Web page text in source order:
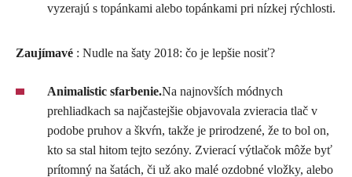
vyzerajú s topánkami alebo topánkami pri nízkej rýchlosti.
Zaujímavé : Nudle na šaty 2018: čo je lepšie nosiť?
Animalistic sfarbenie.Na najnovších módnych
prehliadkach sa najčastejšie objavovala zvieracia tlač v
podobe pruhov a škvŕn, takže je prirodzené, že to bol on,
kto sa stal hitom tejto sezóny. Zvierací výtlačok môže byť
prítomný na šatách, či už ako malé ozdobné vložky, alebo